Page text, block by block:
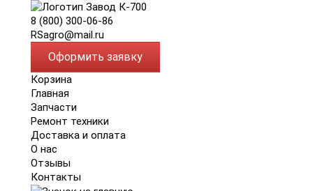
8 (800) 300-06-86
RSagro@mail.ru
Оформить заявку
Корзина
Главная
Запчасти
Ремонт техники
Доставка и оплата
О нас
Отзывы
Контакты